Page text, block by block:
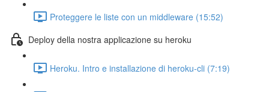
Proteggere le liste con un middleware (15:52)
Deploy della nostra applicazione su heroku
Heroku. Intro e installazione di heroku-cli (7:19)